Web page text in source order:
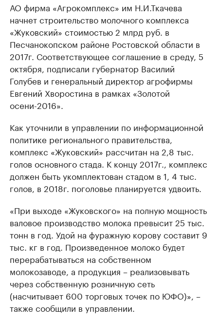
АО фирма «Агрокомплекс» им Н.И.Ткачева
начнет строительство молочного комплекса
«Жуковский» стоимостью 2 млрд руб. в
Песчанокопском районе Ростовской области в
2017г. Соответствующее соглашение в среду, 5
октября, подписали губернатор Василий
Голубев и генеральный директор агрофирмы
Евгений Хворостина в рамках «Золотой
осени-2016».
Как уточнили в управлении по информационной
политике регионального правительства,
комплекс «Жуковский» рассчитан на 2,8 тыс.
голов основного стада. К концу 2017г., комплекс
должен быть укомплектован стадом в 1, 4 тыс.
голов, в 2018г. поголовье планируется удвоить.
«При выходе «Жуковского» на полную мощность
валовое производство молока превысит 25 тыс.
тонн в год. Удой на фуражную корову составит 9
тыс. кг в год. Произведенное молоко будет
перерабатываться на собственном
молокозаводе, а продукция – реализовывать
через собственную розничную сеть
(насчитывает 600 торговых точек по ЮФО)», –
также сообщили в управлении.